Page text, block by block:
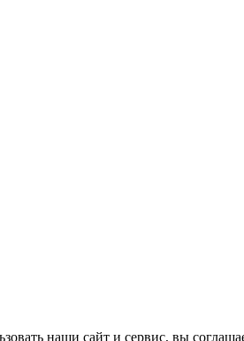
наши сайт и сервис, вы